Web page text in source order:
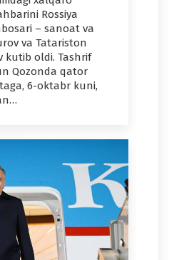
Rossiya
– sanoat va
va Tatariston
kutib oldi. Tashrif
Qozonda qator
6-oktabr kuni,